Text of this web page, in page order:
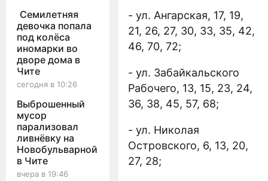
Семилетняя
девочка попала
под колёса
иномарки во
дворе дома в
Чите
сегодня в 10:26
Выброшенный
мусор
парализовал
ливнёвку на
Новобульварной
в Чите
вчера в 19:46
- ул. Ангарская, 17, 19,
21, 26, 27, 30, 33, 35, 42,
46, 70, 72;
- ул. Забайкальского
Рабочего, 13, 15, 23, 24,
36, 38, 45, 57, 68;
- ул. Николая
Островского, 6, 13, 20,
27, 28;